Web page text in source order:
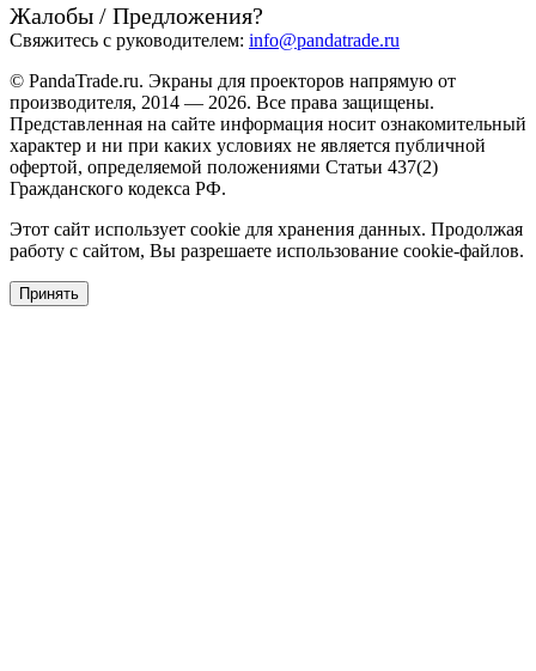
Жалобы / Предложения?
Свяжитесь с руководителем: info@pandatrade.ru
© PandaTrade.ru. Экраны для проекторов напрямую от
производителя, 2014 — 2026. Все права защищены.
Представленная на сайте информация носит ознакомительный
характер и ни при каких условиях не является публичной
офертой, определяемой положениями Статьи 437(2)
Гражданского кодекса РФ.
Этот сайт использует cookie для хранения данных. Продолжая
работу с сайтом, Вы разрешаете использование cookie-файлов.
Принять